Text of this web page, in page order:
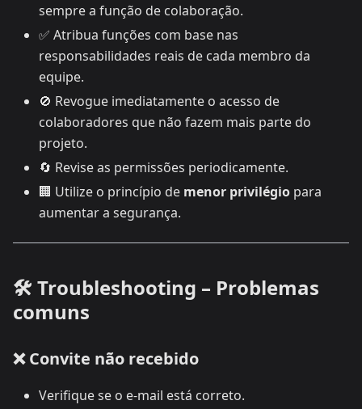
sempre a função de colaboração.
✅ Atribua funções com base nas
responsabilidades reais de cada membro da
equipe.
🚫 Revogue imediatamente o acesso de
colaboradores que não fazem mais parte do
projeto.
🔄 Revise as permissões periodicamente.
🏢 Utilize o princípio de menor privilégio para
aumentar a segurança.
🛠️ Troubleshooting – Problemas
comuns
❌ Convite não recebido
Verifique se o e-mail está correto.